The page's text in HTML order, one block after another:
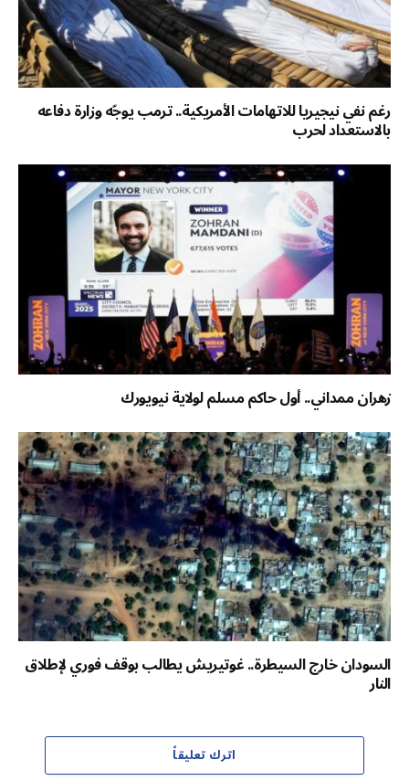
رغم نفي نيجيريا للاتهامات الأمريكية.. ترمب يوجّه وزارة دفاعه
بالاستعداد لحرب
زهران ممداني.. أول حاكم مسلم لولاية نيويورك
السودان خارج السيطرة.. غوتيريش يطالب بوقف فوري لإطلاق
النار
اترك تعليقاً